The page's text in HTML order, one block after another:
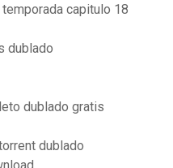
capitulo 18
dublado
dublado gratis
dublado